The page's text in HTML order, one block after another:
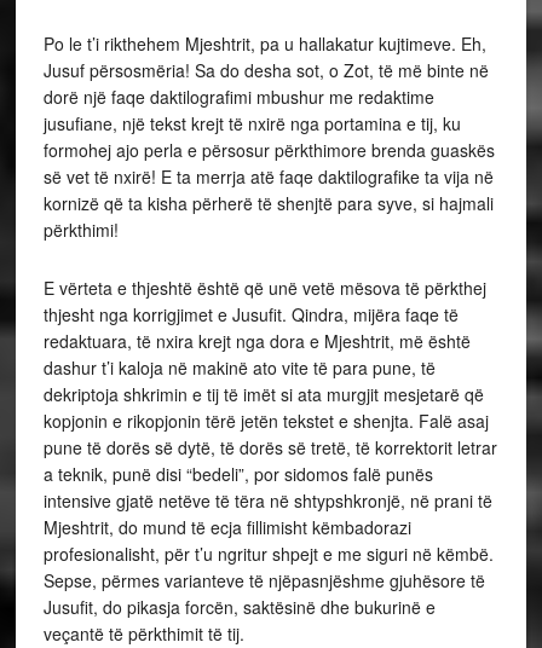
Po le t’i rikthehem Mjeshtrit, pa u hallakatur kujtimeve. Eh,
Jusuf përsosmëria! Sa do desha sot, o Zot, të më binte në
dorë një faqe daktilografimi mbushur me redaktime
jusufiane, një tekst krejt të nxirë nga portamina e tij, ku
formohej ajo perla e përsosur përkthimore brenda guaskës
së vet të nxirë! E ta merrja atë faqe daktilografike ta vija në
kornizë që ta kisha përherë të shenjtë para syve, si hajmali
përkthimi!
E vërteta e thjeshtë është që unë vetë mësova të përkthej
thjesht nga korrigjimet e Jusufit. Qindra, mijëra faqe të
redaktuara, të nxira krejt nga dora e Mjeshtrit, më është
dashur t’i kaloja në makinë ato vite të para pune, të
dekriptoja shkrimin e tij të imët si ata murgjit mesjetarë që
kopjonin e rikopjonin tërë jetën tekstet e shenjta. Falë asaj
pune të dorës së dytë, të dorës së tretë, të korrektorit letrar
a teknik, punë disi “bedeli”, por sidomos falë punës
intensive gjatë netëve të tëra në shtypshkronjë, në prani të
Mjeshtrit, do mund të ecja fillimisht këmbadorazi
profesionalisht, për t’u ngritur shpejt e me siguri në këmbë.
Sepse, përmes varianteve të njëpasnjëshme gjuhësore të
Jusufit, do pikasja forcën, saktësinë dhe bukurinë e
veçantë të përkthimit të tij.